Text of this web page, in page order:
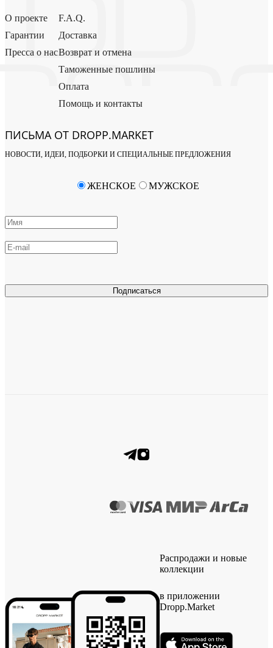
О проекте
Гарантии
Пресса о нас
F.A.Q.
Доставка
Возврат и отмена
Таможенные пошлины
Оплата
Помощь и контакты
ПИСЬМА ОТ DROPP.MARKET
НОВОСТИ, ИДЕИ, ПОДБОРКИ И СПЕЦИАЛЬНЫЕ ПРЕДЛОЖЕНИЯ
Подписаться
ЖЕНСКОЕ МУЖСКОЕ
Распродажи и новые
коллекции
в приложении
Dropp.Market